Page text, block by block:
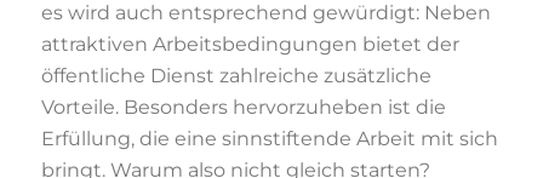
es wird auch entsprechend gewürdigt: Neben
attraktiven Arbeitsbedingungen bietet der
öffentliche Dienst zahlreiche zusätzliche
Vorteile. Besonders hervorzuheben ist die
Erfüllung, die eine sinnstiftende Arbeit mit sich
bringt. Warum also nicht gleich starten?